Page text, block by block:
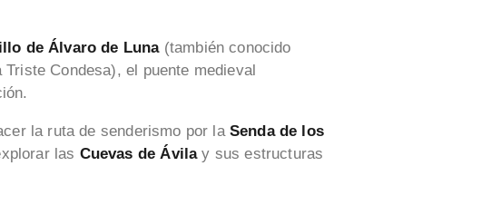
de Álvaro de Luna (también conocido
Condesa), el puente medieval
la ruta de senderismo por la Senda de los
las Cuevas de Ávilay sus estructuras